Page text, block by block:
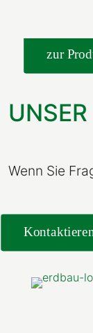
zur
Wenn Sie